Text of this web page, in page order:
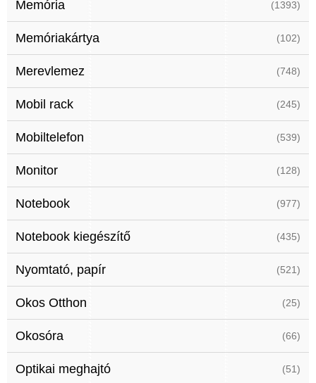
Memória (1393)
Memóriakártya (102)
Merevlemez (748)
Mobil rack (245)
Mobiltelefon (539)
Monitor (128)
Notebook (977)
Notebook kiegészítő (435)
Nyomtató, papír (521)
Okos Otthon (25)
Okosóra (66)
Optikai meghajtó (51)